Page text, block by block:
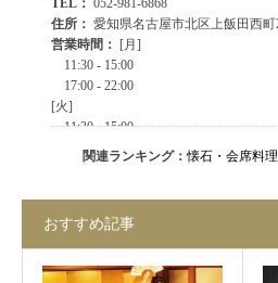
関連ランキング：懐石・会席料理
おすすめ記事